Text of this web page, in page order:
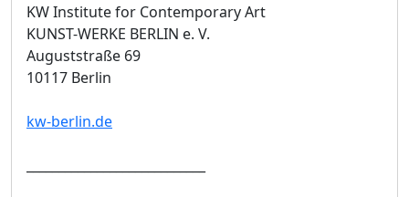
KW Institute for Contemporary Art
KUNST-WERKE BERLIN e. V.
Auguststraße 69
10117 Berlin
kw-berlin.de